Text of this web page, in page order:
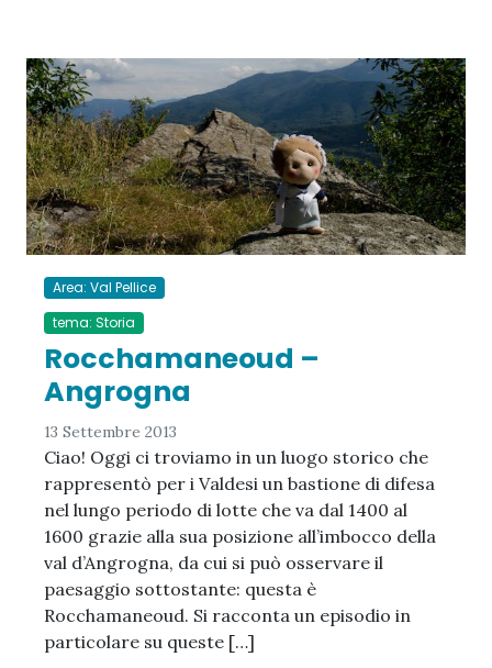
Area: Val Pellice
tema: Storia
Rocchamaneoud –
Angrogna
13 Settembre 2013
Ciao! Oggi ci troviamo in un luogo storico che
rappresentò per i Valdesi un bastione di difesa
nel lungo periodo di lotte che va dal 1400 al
1600 grazie alla sua posizione all’imbocco della
val d’Angrogna, da cui si può osservare il
paesaggio sottostante: questa è
Rocchamaneoud. Si racconta un episodio in
particolare su queste […]